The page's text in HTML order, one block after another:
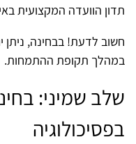
תדון הוועדה המקצועית
חשוב לדעת! בבחינה, ניתן
במהלך תקופת ההתמחות.
שלב שמיני:
בפסיכולוגיה